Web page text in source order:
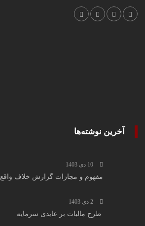
آخرین نوشته‌ها
10 دی 1403
مفهوم و مجازات گزارش خلاف واقع
2 دی 1403
طرح مالیات بر عایدی سرمایه